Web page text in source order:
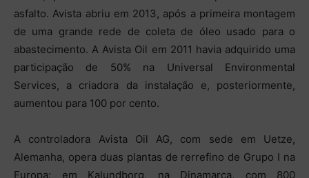
asfalto. Avista abriu em 2013, após a primeira montagem
de uma grande rede de coleta de óleo usado para o
abastecimento. A Avista Oil em 2011 havia adquirido uma
participação de 50% na Universal Environmental
Services, a criadora da instalação e, posteriormente,
aumentou para 100 por cento.
A controladora Avista Oil AG, com sede em Uetze,
Alemanha, opera duas plantas de rerrefino de Grupo I na
Europa: em Kalundborg, na Dinamarca, com 800